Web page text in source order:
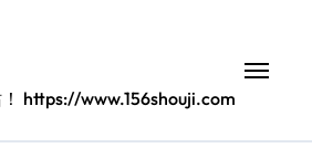
https://www.156shouji.com